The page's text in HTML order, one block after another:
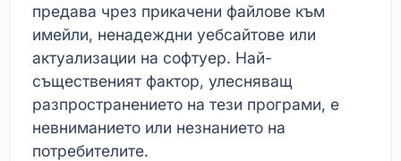
предава чрез прикачени файлове към
имейли, ненадеждни уебсайтове или
актуализации на софтуер. Най-
същественият фактор, улесняващ
разпространението на тези програми, е
невниманието или незнанието на
потребителите.